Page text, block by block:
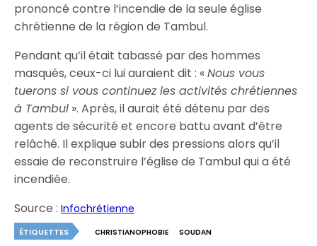
prononcé contre l’incendie de la seule église
chrétienne de la région de Tambul.
Pendant qu’il était tabassé par des hommes
masqués, ceux-ci lui auraient dit : «Nous vous
tuerons si vous continuez les activités chrétiennes
à Tambul ». Après, il aurait été détenu par des
agents de sécurité et encore battu avant d’être
relâché. Il explique subir des pressions alors qu’il
essaie de reconstruire l’église de Tambul qui a été
incendiée.
Source :Infochrétienne
ÉTIQUETTES CHRISTIANOPHOBIE SOUDAN